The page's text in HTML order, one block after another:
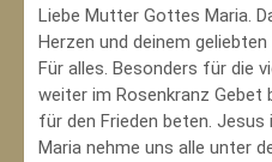
Liebe Mutter Gottes Maria.
Herzen und deinem
Für alles. Besonders für die
weiter im Rosenkranz Gebet
für den Frieden beten.
Maria nehme uns alle unter